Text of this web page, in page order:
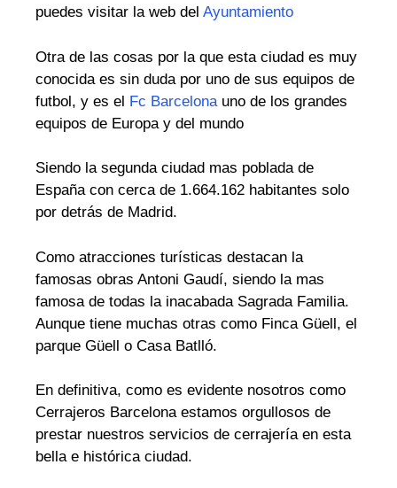
puedes visitar la web del Ayuntamiento
Otra de las cosas por la que esta ciudad es muy
conocida es sin duda por uno de sus equipos de
futbol, y es el Fc Barcelonauno de los grandes
equipos de Europa y del mundo
Siendo la segunda ciudad mas poblada de
España con cerca de 1.664.162 habitantes solo
por detrás de Madrid.
Como atracciones turísticas destacan la
famosas obras Antoni Gaudí, siendo la mas
famosa de todas la inacabada Sagrada Familia.
Aunque tiene muchas otras como Finca Güell, el
parque Güell o Casa Batlló.
En definitiva, como es evidente nosotros como
Cerrajeros Barcelona estamos orgullosos de
prestar nuestros servicios de cerrajería en esta
bella e histórica ciudad.